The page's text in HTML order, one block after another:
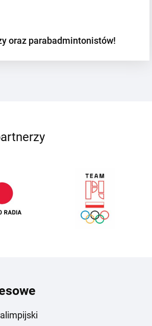
oraz parabadmintonistów!